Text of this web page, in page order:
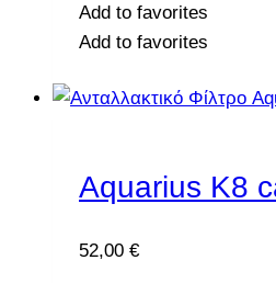
Add to favorites
Add to favorites
Aquarius K8
52,00 €